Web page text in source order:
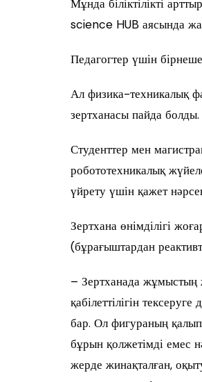
Мұнда біліктілікті
science HUB аясында
Педагогтер үшін
Ал физика-техникалық
зертханасы пайда болды.
Студенттер мен
робототехникалық
үйрету үшін қажет
Зертхана өнімділігі
(бұрағыштардан
– Зертханада жұмыстың
қабілеттілігін
бар. Ол фигураның
бұрын қолжетімді емес
жерде жинақталған,